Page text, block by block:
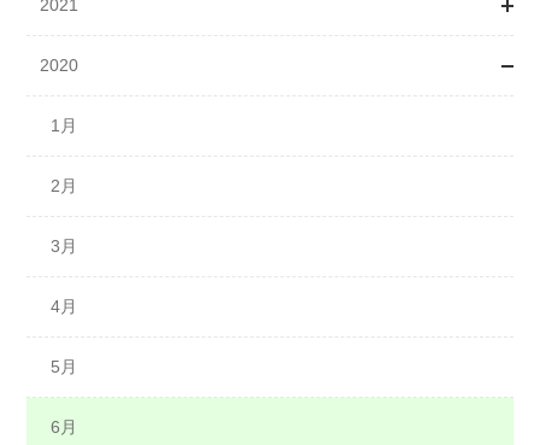
5月
7月
5月
6月
7月
8月
9月
10月
11月
12月
3月
4月
5月
6月
8月
10月
11月
12月
4月
5月
6月
7月
9月
11月
12月
1月
2月
3月
4月
5月
6月
7月
8月
2021
1月
2月
3月
4月
5月
6月
7月
2020
1月
2月
3月
4月
5月
6月